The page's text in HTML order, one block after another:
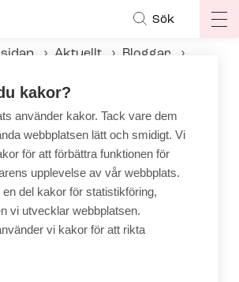
Sök
Aktuellt
Bloggar
| 7:57
för strejkböter
till oerhörd
kol­lek­tivav­tals­sy­
orimligheter
kakor?
använder kakor. Tack vare dem
webbplatsen lätt och smidigt. Vi
för att förbättra funktionen för
upplevelse av vår webbplats.
del kakor för statistikföring,
vi utvecklar webbplatsen.
vi kakor för att rikta